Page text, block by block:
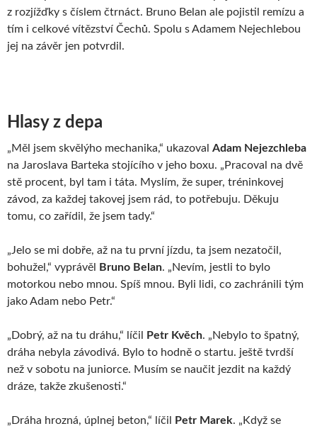
z rozjížďky s číslem čtrnáct. Bruno Belan ale pojistil remízu a
tím i celkové vítězství Čechů. Spolu s Adamem Nejechlebou
jej na závěr jen potvrdil.
Hlasy z depa
„Měl jsem skvělýho mechanika,“ ukazoval Adam Nejezchleba
na Jaroslava Barteka stojícího v jeho boxu. „Pracoval na dvě
stě procent, byl tam i táta. Myslím, že super, tréninkovej
závod, za každej takovej jsem rád, to potřebuju. Děkuju
tomu, co zařídil, že jsem tady.“
„Jelo se mi dobře, až na tu první jízdu, ta jsem nezatočil,
bohužel,“ vyprávěl
Bruno Belan. „Nevím, jestli to bylo
motorkou nebo mnou. Spíš mnou. Byli lidi, co zachránili tým
jako Adam nebo Petr.“
„Dobrý, až na tu dráhu,“ líčil Petr Kvěch. „Nebylo to špatný,
dráha nebyla závodivá. Bylo to hodně o startu. ještě tvrdší
než v sobotu na juniorce. Musím se naučit jezdit na každý
dráze, takže zkušenosti.“
„Dráha hrozná, úplnej beton,“ líčil Petr Marek. „Když se